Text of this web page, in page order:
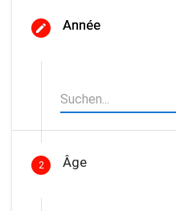
Année
2 Âge